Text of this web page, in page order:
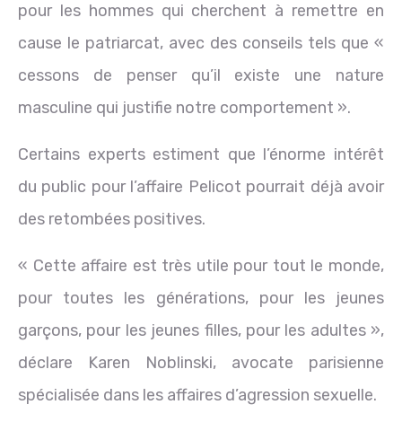
pour les hommes qui cherchent à remettre en
cause le patriarcat, avec des conseils tels que «
cessons de penser qu’il existe une nature
masculine qui justifie notre comportement ».
Certains experts estiment que l’énorme intérêt
du public pour l’affaire Pelicot pourrait déjà avoir
des retombées positives.
« Cette affaire est très utile pour tout le monde,
pour toutes les générations, pour les jeunes
garçons, pour les jeunes filles, pour les adultes »,
déclare Karen Noblinski, avocate parisienne
spécialisée dans les affaires d’agression sexuelle.